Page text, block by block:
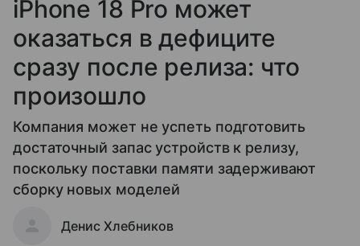
iPhone 18 Pro может
оказаться в дефиците
сразу после релиза: что
произошло
Компания может не успеть подготовить
достаточный запас устройств к релизу,
поскольку поставки памяти задерживают
сборку новых моделей
Денис Хлебников